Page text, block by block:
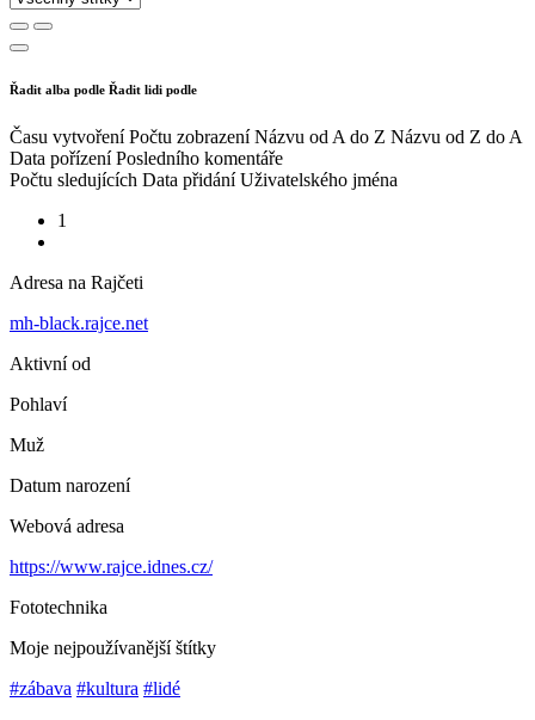
Řadit alba podle Řadit lidi podle
Času vytvoření Počtu zobrazení Názvu od A do Z Názvu od Z do A
Data pořízení Posledního komentáře
Počtu sledujících Data přidání Uživatelského jména
1
Adresa na Rajčeti
mh-black.rajce.net
Aktivní od
Pohlaví
Muž
Datum narození
Webová adresa
https://www.rajce.idnes.cz/
Fototechnika
Moje nejpoužívanější štítky
#zábava #kultura #lidé